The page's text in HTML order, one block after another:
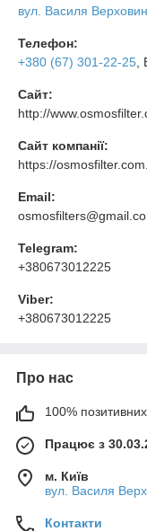
вул. Василя
Телефон:
+380 (67) 301-22-25
Сайт:
http://
Сайт компанії:
https://
Email:
Telegram:
+380673012225
Viber:
+380673012225
Про нас
100% позитивних
Працює з
м. Київ
вул. Василя
Контакти